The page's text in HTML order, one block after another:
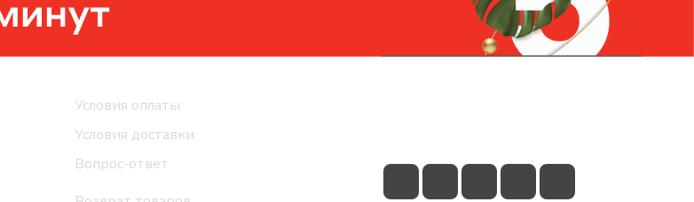
Условия оплаты
Условия доставки
Вопрос-ответ